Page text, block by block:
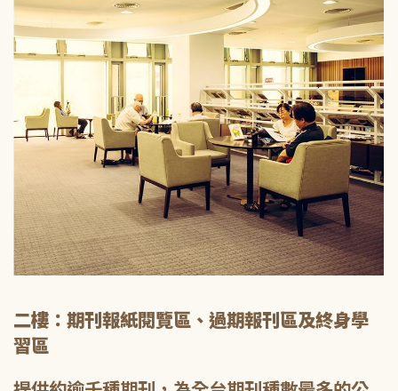
二樓：期刊報紙閱覽區、過期報刊區及終身學
習區